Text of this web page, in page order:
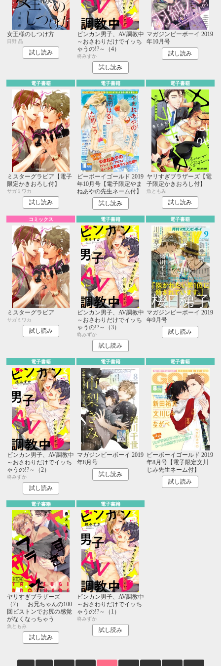
女王様のしつけ方
日野 晶
試し読み
ビンカン男子、AV調教中
～おさわりだけでイッち
ゃうの!?～（4）
柊みずか
試し読み
マガジンビーボーイ 2019
年10月号
試し読み
電子書籍
ミスターグラビア【電子
限定かきおろし付】
サガミワカ
試し読み
電子書籍
ビーボーイゴールド 2019
年10月号【電子限定やま
ねあやの先生ネーム付】
試し読み
電子書籍
ヤリすぎブラザーズ【電
子限定かきおろし付】
魚ともみ
試し読み
コミックス
ミスターグラビア
サガミワカ
試し読み
電子書籍
ビンカン男子、AV調教中
～おさわりだけでイッち
ゃうの!?～（3）
柊みずか
試し読み
電子書籍
マガジンビーボーイ 2019
年9月号
試し読み
電子書籍
ビンカン男子、AV調教中
～おさわりだけでイッち
ゃうの!?～（2）
柊みずか
試し読み
電子書籍
マガジンビーボーイ 2019
年8月号
試し読み
電子書籍
ビーボーイゴールド 2019
年8月号【電子限定文川
じみ先生ネーム付】
試し読み
電子書籍
ヤリすぎブラザーズ
（7） お兄ちゃんの100
回ピストンでお尻の感覚
がなくなっちゃう
魚ともみ
試し読み
電子書籍
ビンカン男子、AV調教中
～おさわりだけでイッち
ゃうの!?～（1）
柊みずか
試し読み